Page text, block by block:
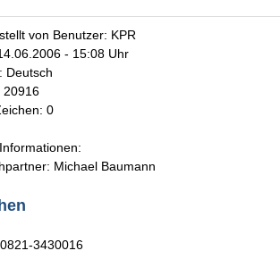
von Benutzer: KPR
- 15:08 Uhr
Deutsch
20916
0
Michael Baumann
3430016